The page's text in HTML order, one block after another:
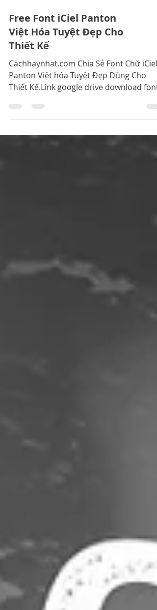
Free Font iCiel Panton
Thiết Kế
Cachhaynhat.com Chia Sẻ Font Chữ iCiel
Thiết Kế.Link google drive download font
Font Chữ iCiel Panton Việ